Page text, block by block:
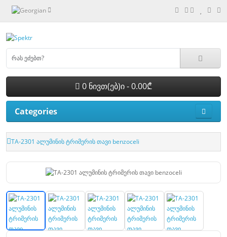
0 ნივთ(ებ)ი - 0.00₾
Categories
TA-2301 ალუმინის ტრიმერის თავი benzoceli